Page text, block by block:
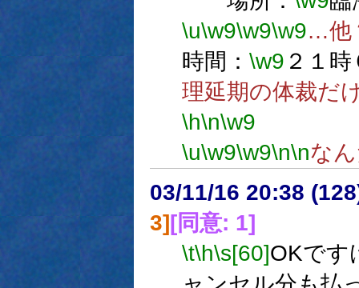
\u\w9\w9\w9…他
時間： \w9 ２１
理延期の体裁だ
\h\n\w9
\u\w9\w9\n\nな
03/11/16 20:38
3][同意: 1]
\t\h\s[60]OKです